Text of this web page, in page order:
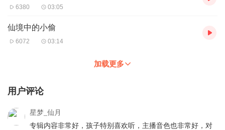
6380 03:05
仙境中的小偷
6072 03:14
加载更多
用户评论
星梦_仙月
专辑内容非常好，孩子特别喜欢听，主播音色也非常好，对